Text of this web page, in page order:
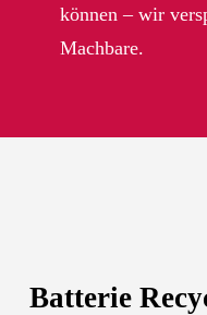
können – wir
Machbare.
Batterie